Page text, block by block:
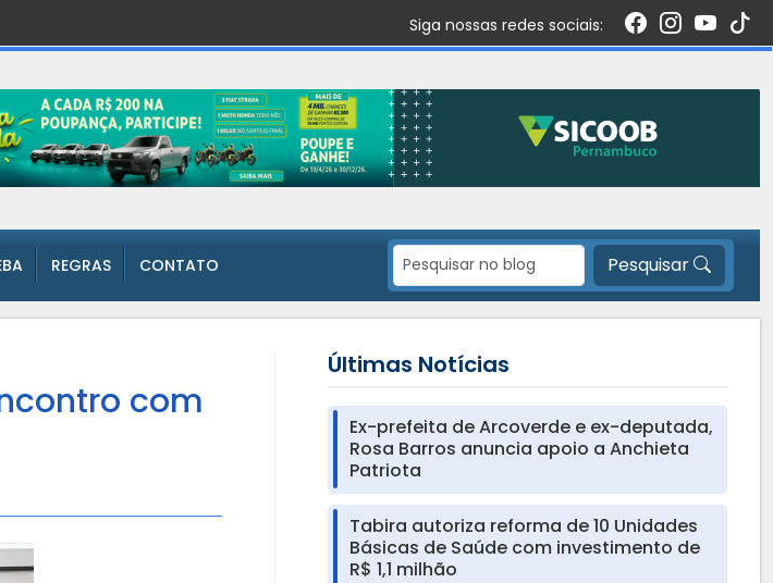
Siga nossas redes sociais:
REGRAS CONTATO Pesquisar
com
Últimas Notícias
Ex-prefeita de Arcoverde e ex-deputada,
Rosa Barros anuncia apoio a Anchieta
Patriota
Tabira autoriza reforma de 10 Unidades
Básicas de Saúde com investimento de
R$ 1,1 milhão